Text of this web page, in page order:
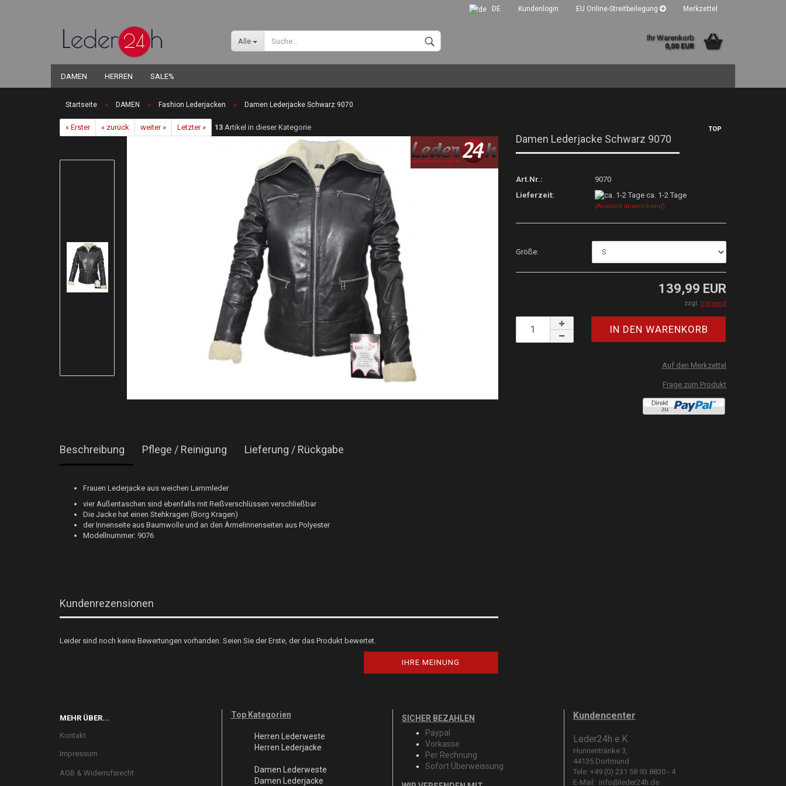
DE Kundenlogin
Konto erstellen
EU Online-Streitbeilegung Merkzettel
Alle Ihr Warenkorb
0,00 EUR
DAMEN HERREN SALE%
Startseite » DAMEN » Fashion Lederjacken » Damen Lederjacke Schwarz 9070
« Erster « zurück weiter » Letzter » 13 Artikel in dieser Kategorie TOP
Damen Lederjacke Schwarz 9070
Art.Nr.:
9070
Lieferzeit:
ca. 1-2 Tage
(Ausland abweichend)
Größe:
139,99 EUR
zzgl. Versand
Auf den Merkzettel
Frage zum Produkt
Beschreibung Pflege / Reinigung Lieferung / Rückgabe
Frauen Lederjacke aus weichen Lammleder
vier Außentaschen sind ebenfalls mit Reißverschlüssen verschließbar
Die Jacke hat einen Stehkragen (Borg Kragen)
der Innenseite aus Baumwolle und an den Ärmelinnenseiten aus Polyester
Modellnummer: 9076
Kundenrezensionen
Leider sind noch keine Bewertungen vorhanden. Seien Sie der Erste, der das Produkt bewertet.
IHRE MEINUNG
MEHR ÜBER...
Kontakt
Impressum
AGB & Widerrufsrecht
Top Kategorien
Herren Lederweste
Herren Lederjacke
Damen Lederweste
Damen Lederjacke
SICHER BEZAHLEN
Paypal
Vorkasse
Per Rechnung
Sofort Überweissung
Kundencenter
Leder24h e.K.
Hunnentränke 3,
44135 Dortmund
Tele: +49 (0) 231 58 93 8830 - 4
E-Mail: info@leder24h.de